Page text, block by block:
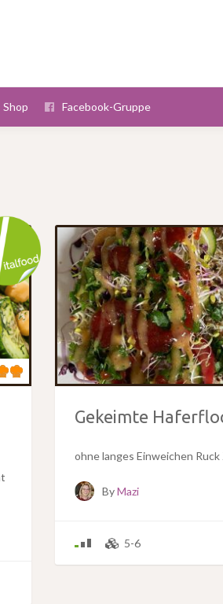
Shop Facebook-Gruppe
Gekeimte
ohne langes Einweichen
ByMazi
5-6